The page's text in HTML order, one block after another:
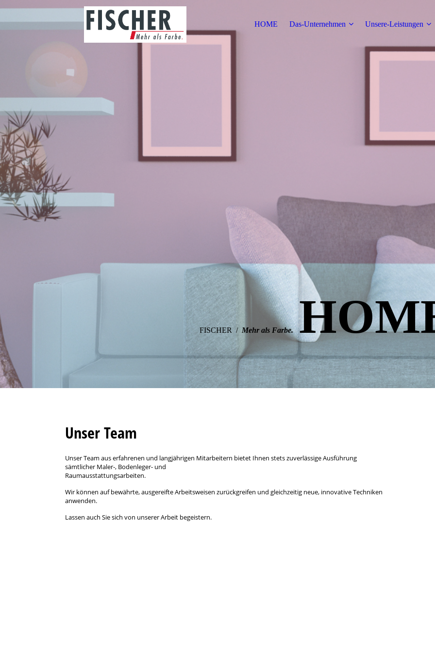
HOME Das-Unternehmen Unsere-Leistungen
FISCHER / Mehr als Farbe.
Unser Team
Unser Team aus erfahrenen und langjährigen Mitarbeitern bietet Ihnen stets zuverlässige Ausführung
sämtlicher Maler-, Bodenleger- und
Raumausstattungsarbeiten.
Wir können auf bewährte, ausgereifte Arbeitsweisen zurückgreifen und gleichzeitig neue, innovative Techniken
anwenden.
Lassen auch Sie sich von unserer Arbeit begeistern.